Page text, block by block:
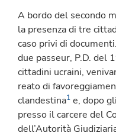
A bordo del secondo
la presenza di tre
caso privi di
due passeur, P.D. del
cittadini ucraini,
reato di
clandestina1 e, dopo
presso il carcere del
dell’Autorità